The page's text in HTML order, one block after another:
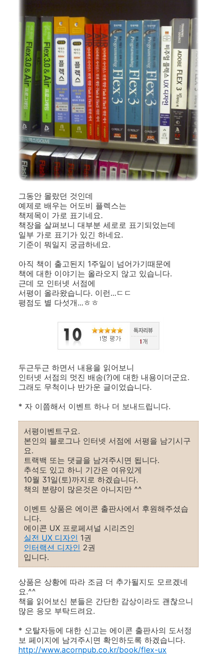
그동안 몰랐던 것인데
예제로 배우는 어도비 플렉스는
책제목이 가로 표기네요.
책장을 살펴보니 대부분 세로로 표기되었는데
일부 가로 표기가 있긴 하네요.
기준이 뭐일지 궁금하네요.
아직 책이 출고된지 1주일이 넘어가기때문에
책에 대한 이야기는 올라오지 않고 있습니다.
근데 모 인터넷 서점에
서평이 올라왔습니다. 이런...ㄷㄷ
평점도 별 다섯개...ㅎㅎ
두근두근 하면서 내용을 읽어보니
인터넷 서점의 멋진 배송(?)에 대한 내용이더군요.
그래도 무척이나 반가운 글이었습니다.
* 자 이쯤해서 이벤트 하나 더 보내드립니다.
서평이벤트구요.
본인의 블로그나 인터넷 서점에 서평을 남기시구
요.
트랙백 또는 댓글을 남겨주시면 됩니다.
추석도 있고 하니 기간은 여유있게
10월 31일(토)까지로 하겠습니다.
책의 분량이 많은것은 아니지만 ^^
이벤트 상품은 에이콘 출판사에서 후원해주셨습
니다.
에이콘 UX 프로페셔널 시리즈인
실전 UX 디자인 1권
인터랙션 디자인 2권
입니다.
상품은 상황에 따라 조금 더 추가될지도 모르겠네
요.^^
책을 읽어보신 분들은 간단한 감상이라도 괜찮으니
많은 응모 부탁드려요.
* 오탈자등에 대한 신고는 에이콘 출판사의 도서정
보 페이지에 남겨주시면 확인하도록 하겠습니다.
http://www.acornpub.co.kr/book/flex-ux